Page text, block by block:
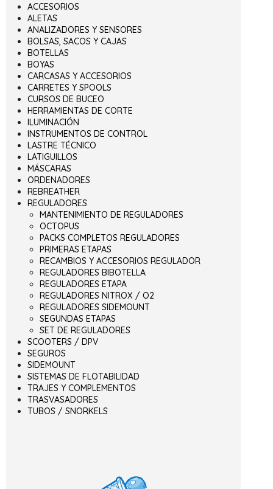
ACCESORIOS
ALETAS
ANALIZADORES Y SENSORES
BOLSAS, SACOS Y CAJAS
BOTELLAS
BOYAS
CARCASAS Y ACCESORIOS
CARRETES Y SPOOLS
CURSOS DE BUCEO
HERRAMIENTAS DE CORTE
ILUMINACIÓN
INSTRUMENTOS DE CONTROL
LASTRE TÉCNICO
LATIGUILLOS
MÁSCARAS
ORDENADORES
REBREATHER
REGULADORES
MANTENIMIENTO DE REGULADORES
OCTOPUS
PACKS COMPLETOS REGULADORES
PRIMERAS ETAPAS
RECAMBIOS Y ACCESORIOS REGULADOR
REGULADORES BIBOTELLA
REGULADORES ETAPA
REGULADORES NITROX / O2
REGULADORES SIDEMOUNT
SEGUNDAS ETAPAS
SET DE REGULADORES
SCOOTERS / DPV
SEGUROS
SIDEMOUNT
SISTEMAS DE FLOTABILIDAD
TRAJES Y COMPLEMENTOS
TRASVASADORES
TUBOS / SNORKELS